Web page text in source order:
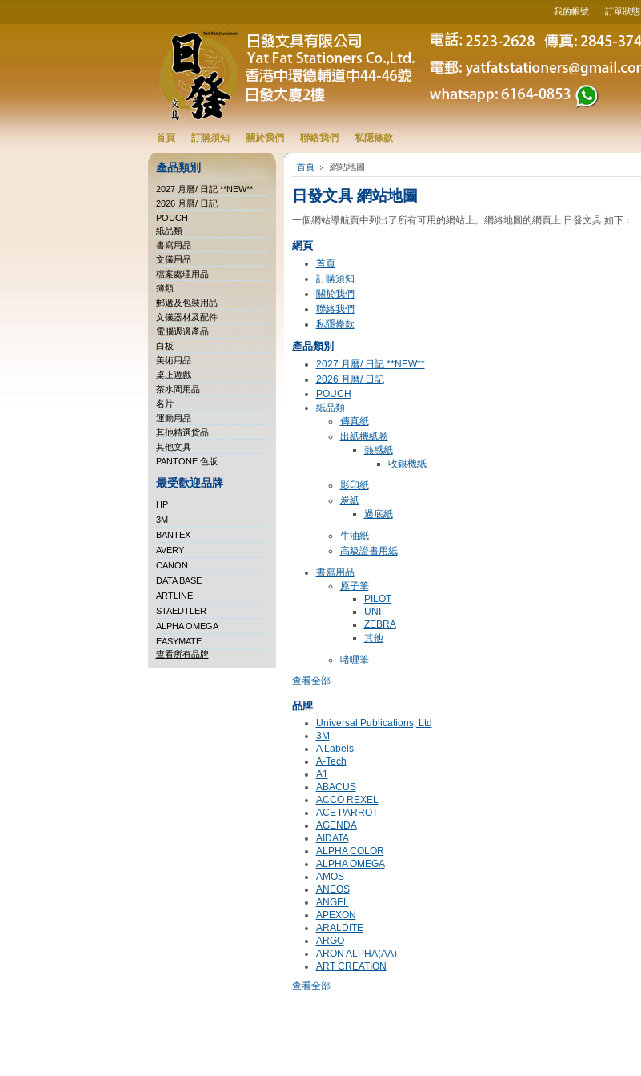
我的帳號 訂單狀態
首頁 訂購須知 關於我們 聯絡我們 私隱條款
產品類別
2027 月曆/ 日記 **NEW**
2026 月曆/ 日記
POUCH
紙品類
書寫用品
文儀用品
檔案處理用品
簿類
郵遞及包裝用品
文儀器材及配件
電腦週邊產品
白板
美術用品
桌上遊戲
茶水間用品
名片
運動用品
其他精選貨品
其他文具
PANTONE 色版
最受歡迎品牌
HP
3M
BANTEX
AVERY
CANON
DATA BASE
ARTLINE
STAEDTLER
ALPHA OMEGA
EASYMATE
查看所有品牌
首頁 網站地圖
日發文具 網站地圖
一個網站導航頁中列出了所有可用的網站上。網絡地圖的網頁上 日發文具 如下：
網頁
首頁
訂購須知
關於我們
聯絡我們
私隱條款
產品類別
2027 月曆/ 日記 **NEW**
2026 月曆/ 日記
POUCH
紙品類
傳真紙
出紙機紙卷
熱感紙
收銀機紙
影印紙
炭紙
過底紙
牛油紙
高級證書用紙
書寫用品
原子筆
PILOT
UNI
ZEBRA
其他
啫喱筆
查看全部
品牌
Universal Publications, Ltd
3M
A Labels
A-Tech
A1
ABACUS
ACCO REXEL
ACE PARROT
AGENDA
AIDATA
ALPHA COLOR
ALPHA OMEGA
AMOS
ANEOS
ANGEL
APEXON
ARALDITE
ARGO
ARON ALPHA(AA)
ART CREATION
查看全部